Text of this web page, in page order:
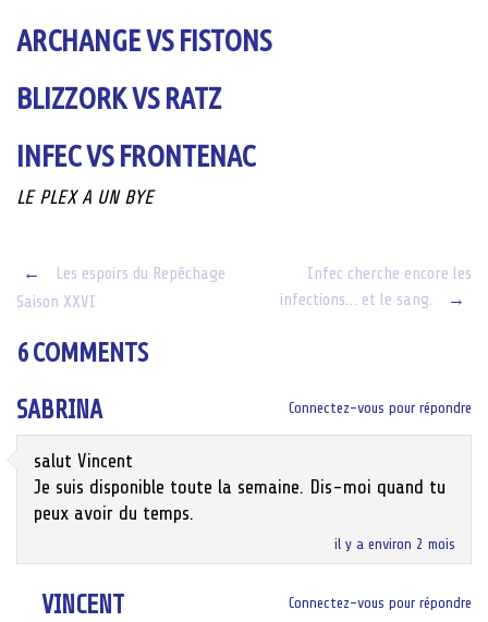
ARCHANGE VS FISTONS
BLIZZORK VS RATZ
INFEC VS FRONTENAC
LE PLEX A UN BYE
Post
←
Les espoirs du Repêchage
Saison XXVI
Infec cherche encore les
infections… et le sang.
→
6 COMMENTS
SABRINA
il y a environ 2 mois
salut Vincent
Je suis disponible toute la semaine. Dis-moi quand tu
peux avoir du temps.
Connectez-vous pour répondre
VINCENT Connectez-vous pour répondre